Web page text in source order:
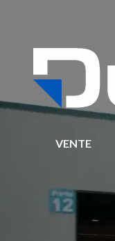
VENTE